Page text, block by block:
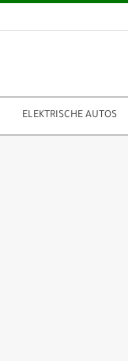
ELEKTRISCHE AUTOS